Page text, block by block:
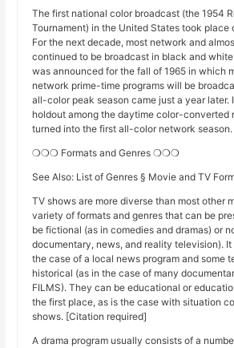
The first national color broadcast (the 1954
Tournament) in the United States took place
For the next decade, most network and
continued to be broadcast in black and
was announced for the fall of 1965 in which
network prime-time programs will be
all-color peak season came just a year later.
holdout among the daytime color-converted
turned into the first all-color network season.
❍❍❍ Formats and Genres ❍❍❍
See Also: List of Genres § Movie and TV
TV shows are more diverse than most other
variety of formats and genres that can be
be fictional (as in comedies and dramas) or
documentary, news, and reality television).
the case of a local news program and some
historical (as in the case of many
FILMS). They can be educational or
the first place, as is the case with situation
shows. [Citation required]
A drama program usually consists of a